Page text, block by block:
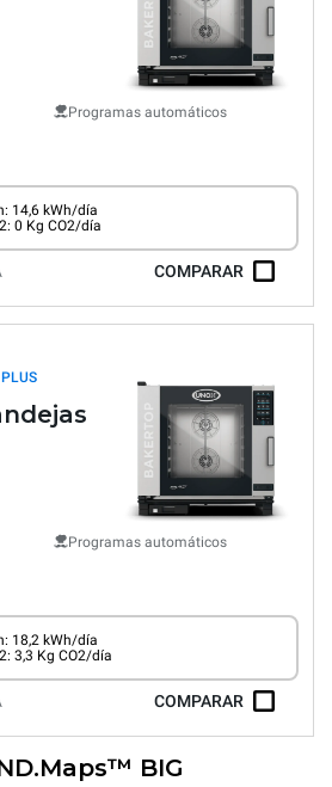
Programas automáticos
14,6 kWh/día
0 Kg CO2/día
COMPARAR
PLUS
Programas automáticos
18,2 kWh/día
3,3 Kg CO2/día
COMPARAR
BIG